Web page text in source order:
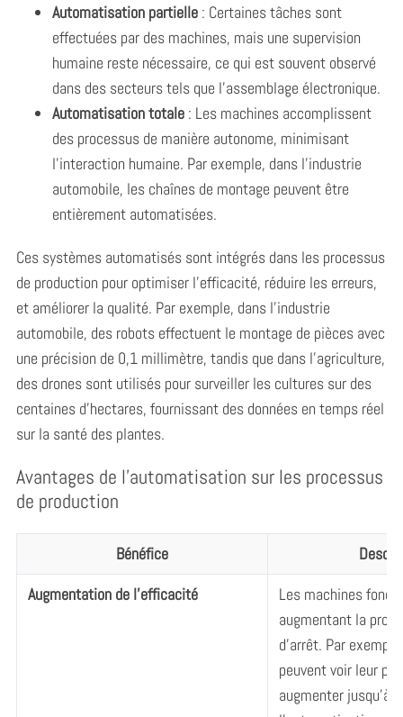
Automatisation partielle: Certaines tâches sont
effectuées par des machines, mais une supervision
humaine reste nécessaire, ce qui est souvent observé
dans des secteurs tels que l’assemblage électronique.
Automatisation totale: Les machines accomplissent
des processus de manière autonome, minimisant
l’interaction humaine. Par exemple, dans l’industrie
automobile, les chaînes de montage peuvent être
entièrement automatisées.
Ces systèmes automatisés sont intégrés dans les processus
de production pour optimiser l’efficacité, réduire les erreurs,
et améliorer la qualité. Par exemple, dans l’industrie
automobile, des robots effectuent le montage de pièces avec
une précision de 0,1 millimètre, tandis que dans l’agriculture,
des drones sont utilisés pour surveiller les cultures sur des
centaines d’hectares, fournissant des données en temps réel
sur la santé des plantes.
Avantages de l’automatisation sur les processus
de production
Bénéfice
Augmentation de l’efficacité
Les machines
augmentant la
d’arrêt. Par
peuvent voir leur
augmenter jusqu’à